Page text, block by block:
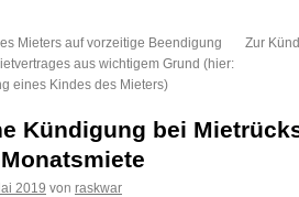
Mieters auf vorzeitige Beendigung
aus wichtigem Grund (hier:
eines Kindes des Mieters)
Zur
Kündigung bei
2019 von raskwar